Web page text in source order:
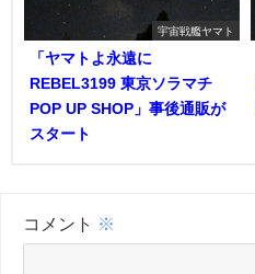
宇宙戦艦ヤマト
「ヤマトよ永遠に
REBEL3199 東京ソラマチ
POP UP SHOP」事後通販が
スタート
コメント ※